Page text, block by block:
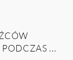
...